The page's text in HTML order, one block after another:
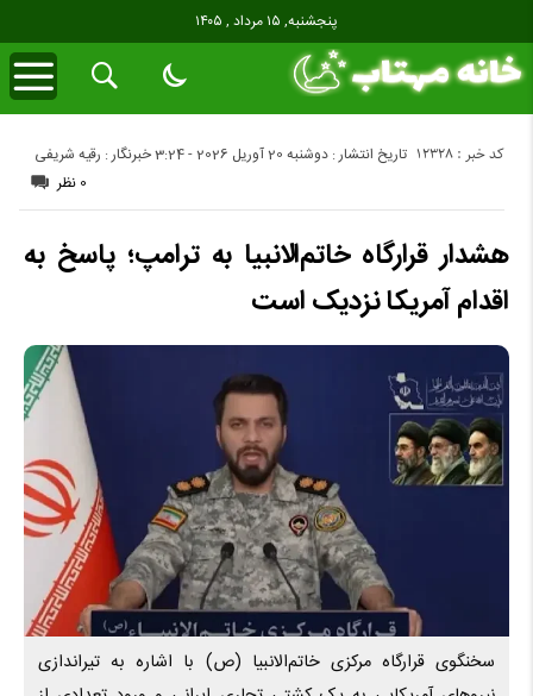
پنجشنبه, ۱۵ مرداد , ۱۴۰۵
تاریخ انتشار : دوشنبه 20 آوریل 2026 - 3:24 خبرنگار : رقیه شریفی کد خبر : 12328
0 نظر
هشدار قرارگاه خاتم‌الانبیا به ترامپ؛ پاسخ به
اقدام آمریکا نزدیک است
سخنگوی قرارگاه مرکزی خاتم‌الانبیا (ص) با اشاره به تیراندازی